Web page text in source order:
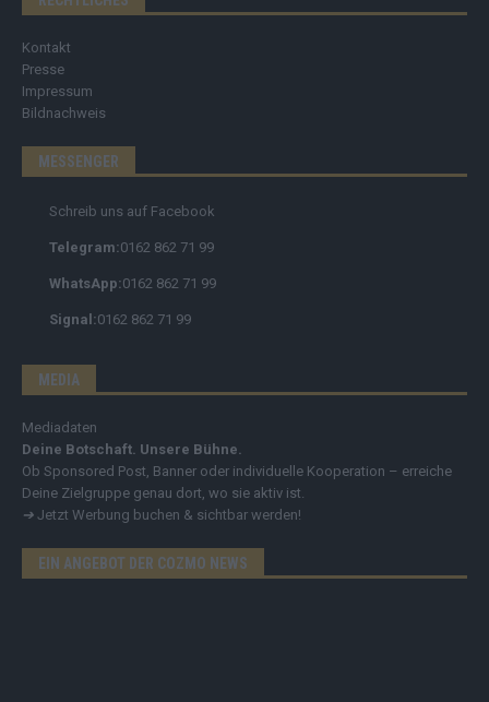
Kontakt
Presse
Impressum
Bildnachweis
MESSENGER
Schreib uns auf Facebook
Telegram:0162 862 71 99
WhatsApp:0162 862 71 99
Signal:0162 862 71 99
MEDIA
Mediadaten
Deine Botschaft. Unsere Bühne.
Ob Sponsored Post, Banner oder individuelle Kooperation – erreiche
Deine Zielgruppe genau dort, wo sie aktiv ist.
➔ Jetzt Werbung buchen & sichtbar werden!
EIN ANGEBOT DER COZMO NEWS